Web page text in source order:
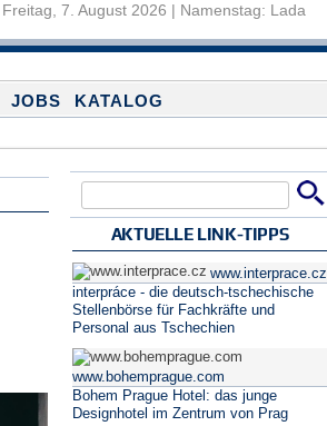
Freitag, 7. August 2026 | Namenstag: Lada
JOBS
KATALOG
AKTUELLE LINK-TIPPS
www.interprace.cz
interpráce - die deutsch-tschechische
Stellenbörse für Fachkräfte und
Personal aus Tschechien
www.bohemprague.com
Bohem Prague Hotel: das junge
Designhotel im Zentrum von Prag